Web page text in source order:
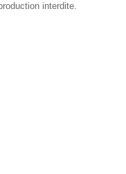
interdite.